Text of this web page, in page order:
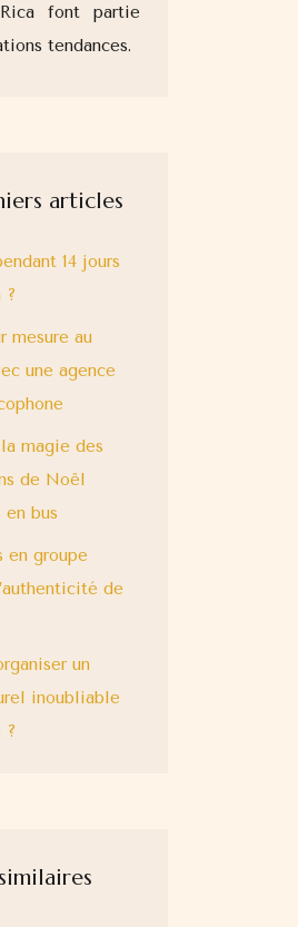
font partie
tendances.
articles
14 jours
?
mesure au
une agence
magie des
de Noël
en bus
en groupe
de
un
inoubliable
?